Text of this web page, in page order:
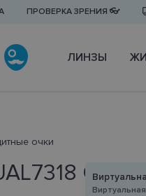
ПРОВЕРКА ЗРЕНИЯ 👓
ЛИНЗЫ
очки
CP